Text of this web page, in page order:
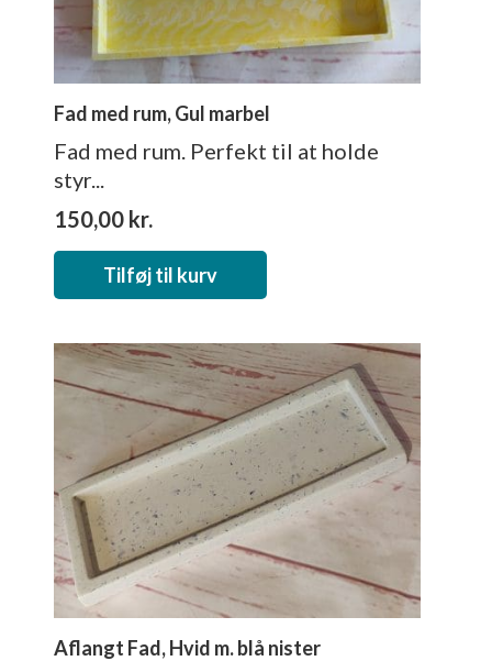
Fad med rum, Gul marbel
Fad med rum. Perfekt til at holde
styr...
150,00 kr.
Tilføj til kurv
Aflangt Fad, Hvid m. blå nister